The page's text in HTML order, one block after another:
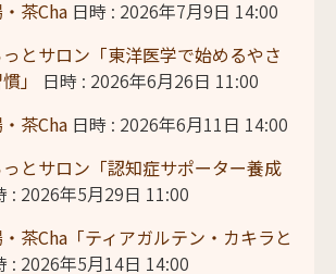
茶Cha日時 : 2026年7月9日 14:00
とサロン「東洋医学で始めるやさ
」
日時 : 2026年6月26日 11:00
茶Cha日時 : 2026年6月11日 14:00
っとサロン「認知症サポーター養成
: 2026年5月29日 11:00
茶Cha「ティアガルテン・カキラと
: 2026年5月14日 14:00